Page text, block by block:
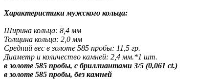
Характеристики мужского кольца:
Ширина кольца: 8,4 мм
Толщина кольца: 2,0 мм
Средний вес в золоте 585 пробы: 11,5 гр.
Диаметр и количество камней: 2,4 мм.*1 шт.
в золоте 585 пробы, с бриллиантами 3/5 (0,061 ct.)
в золоте 585 пробы, без камней